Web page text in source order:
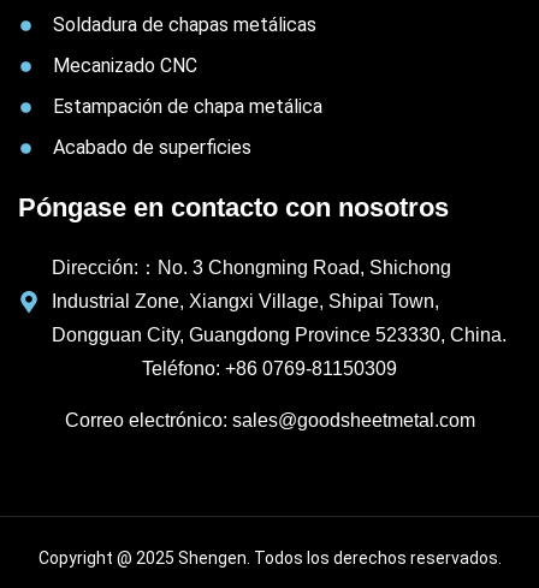
Soldadura de chapas metálicas
Mecanizado CNC
Estampación de chapa metálica
Acabado de superficies
Póngase en contacto con nosotros
Dirección:：No. 3 Chongming Road, Shichong
Industrial Zone, Xiangxi Village, Shipai Town,
Dongguan City, Guangdong Province 523330, China.
Teléfono: +86 0769-81150309
Correo electrónico: sales@goodsheetmetal.com
Copyright @ 2025 Shengen. Todos los derechos reservados.